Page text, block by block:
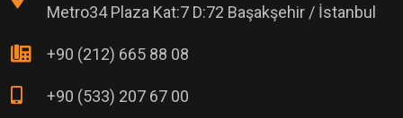
Metro34 Plaza Kat:7 D:72 Başakşehir / İstanbul
+90 (212) 665 88 08
+90 (533) 207 67 00